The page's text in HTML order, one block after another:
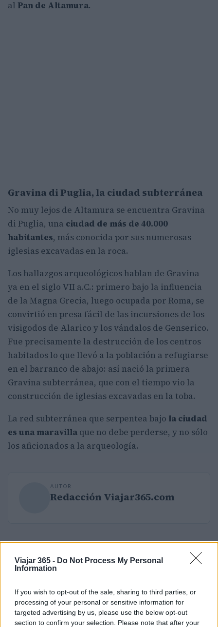
Viajar 365 - Do Not Process My Personal
Information
If you wish to opt-out of the sale, sharing to third parties, or
processing of your personal or sensitive information for
targeted advertising by us, please use the below opt-out
section to confirm your selection. Please note that after your
al Pan de Altamura.
Gravina di Puglia, la ciudad subterránea
No muy lejos de Altamura se encuentra Gravina
di Puglia, una ciudad de más de 40.000
habitantes, más conocida por sus numerosas
iglesias excavadas en la roca.
Los hallazgos arqueológicos hablan de Gravina
ya en el siglo VII a.C.: primero bajo la influencia
de la Magna Grecia, luego ocupada por Roma, se
convirtió en presa fácil de las incursiones de los
visigodos de Alarico y los vándalos de Genserico.
Fue precisamente la destrucción de los centros
habitados lo que llevó a la población a refugiarse
en el barranco de abajo: así nació la primera
Gravina subterránea, que con el tiempo vio la
construcción de iglesias excavadas en la toba.
La red subterránea que serpentea bajo la ciudad
es una maravilla que no debe perderse, y no sólo
los aficionados a la arqueología.
AUTOR
Redacción Viajar365.com